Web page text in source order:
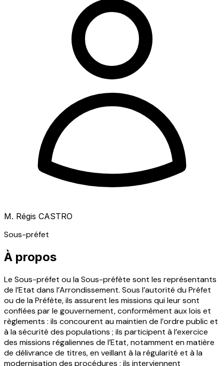
M. Régis CASTRO
Sous-préfet
À propos
Le Sous-préfet ou la Sous-préfète sont les représentants
de l’Etat dans l’Arrondissement. Sous l’autorité du Préfet
ou de la Préfète, ils assurent les missions qui leur sont
confiées par le gouvernement, conformément aux lois et
règlements : ils concourent au maintien de l’ordre public et
à la sécurité des populations ; ils participent à l’exercice
des missions régaliennes de l’Etat, notamment en matière
de délivrance de titres, en veillant à la régularité et à la
modernisation des procédures ; ils interviennent